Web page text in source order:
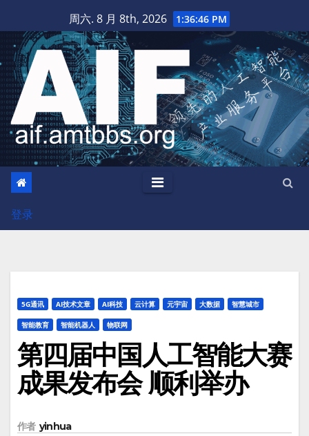
至
内
容
周六. 8 月 8th, 2026 1:36:47 PM
登录
5G通讯 AI技术文章 AI科技 云计算 元宇宙 大数据 智慧城市
智能教育 智能机器人 物联网
第四届中国人工智能大赛
成果发布会 顺利举办
作者 yinhua